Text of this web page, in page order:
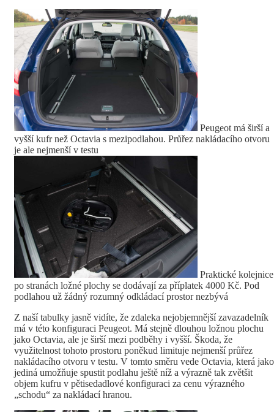
Peugeot má širší a
vyšší kufr než Octavia s mezipodlahou. Průřez nakládacího otvoru
je ale nejmenší v testu
Praktické kolejnice
po stranách ložné plochy se dodávají za příplatek 4000 Kč. Pod
podlahou už žádný rozumný odkládací prostor nezbývá
Z naší tabulky jasně vidíte, že zdaleka nejobjemnější zavazadelník
má v této konfiguraci Peugeot. Má stejně dlouhou ložnou plochu
jako Octavia, ale je širší mezi podběhy i vyšší. Škoda, že
využitelnost tohoto prostoru poněkud limituje nejmenší průřez
nakládacího otvoru v testu. V tomto směru vede Octavia, která jako
jediná umožňuje spustit podlahu ještě níž a výrazně tak zvětšit
objem kufru v pětisedadlové konfiguraci za cenu výrazného
„schodu“ za nakládací hranou.